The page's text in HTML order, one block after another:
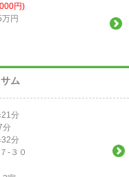
円)
円
ム
21分
分
32分
-３０